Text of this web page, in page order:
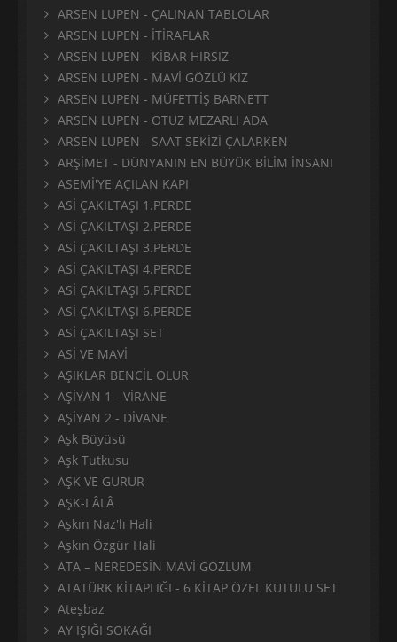
ARSEN LUPEN - ÇALINAN TABLOLAR
ARSEN LUPEN - İTİRAFLAR
ARSEN LUPEN - KİBAR HIRSIZ
ARSEN LUPEN - MAVİ GÖZLÜ KIZ
ARSEN LUPEN - MÜFETTİŞ BARNETT
ARSEN LUPEN - OTUZ MEZARLI ADA
ARSEN LUPEN - SAAT SEKİZİ ÇALARKEN
ARŞİMET - DÜNYANIN EN BÜYÜK BİLİM İNSANI
ASEMİ'YE AÇILAN KAPI
ASİ ÇAKILTAŞI 1.PERDE
ASİ ÇAKILTAŞI 2.PERDE
ASİ ÇAKILTAŞI 3.PERDE
ASİ ÇAKILTAŞI 4.PERDE
ASİ ÇAKILTAŞI 5.PERDE
ASİ ÇAKILTAŞI 6.PERDE
ASİ ÇAKILTAŞI SET
ASİ VE MAVİ
AŞIKLAR BENCİL OLUR
AŞİYAN 1 - VİRANE
AŞİYAN 2 - DİVANE
Aşk Büyüsü
Aşk Tutkusu
AŞK VE GURUR
AŞK-I ÂLÂ
Aşkın Naz'lı Hali
Aşkın Özgür Hali
ATA – NEREDESİN MAVİ GÖZLÜM
ATATÜRK KİTAPLIĞI - 6 KİTAP ÖZEL KUTULU SET
Ateşbaz
AY IŞIĞI SOKAĞI